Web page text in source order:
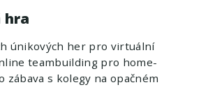
hra
únikových her pro virtuální
teambuilding pro home-
zábava s kolegy na opačném